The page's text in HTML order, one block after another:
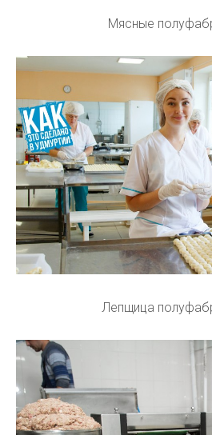
Мясные
Лепщица